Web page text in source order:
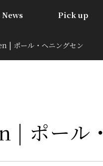
News Pick up
| ポール・ヘニングセン
ポール